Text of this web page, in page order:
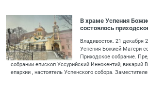
В храме Успения
состоялось
Владивосток. 21 декабря
Успения Божией Матери
Приходское собрание.
собрании епископ Уссурийский Иннокентий, викарий
епархии , настоятель Успенского собора.